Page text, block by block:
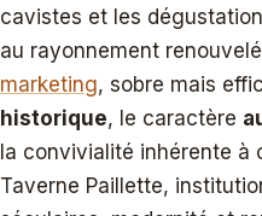
cavistes et les
au rayonnement
marketing, sobre mais
historique, le caractère
la convivialité inhérente à
Taverne Paillette,